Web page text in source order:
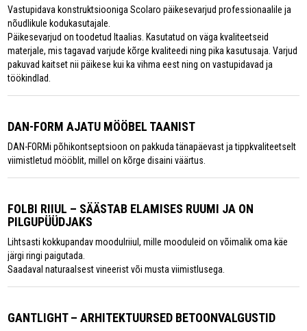
Vastupidava konstruktsiooniga Scolaro päikesevarjud professionaalile ja
nõudlikule kodukasutajale.
Päikesevarjud on toodetud Itaalias. Kasutatud on väga kvaliteetseid
materjale, mis tagavad varjude kõrge kvaliteedi ning pika kasutusaja. Varjud
pakuvad kaitset nii päikese kui ka vihma eest ning on vastupidavad ja
töökindlad.
DAN-FORM AJATU MÖÖBEL TAANIST
DAN-FORMi põhikontseptsioon on pakkuda tänapäevast ja tippkvaliteetselt
viimistletud mööblit, millel on kõrge disaini väärtus.
FOLBI RIIUL – SÄÄSTAB ELAMISES RUUMI JA ON
PILGUPÜÜDJAKS
Lihtsasti kokkupandav moodulriiul, mille mooduleid on võimalik oma käe
järgi ringi paigutada.
Saadaval naturaalsest vineerist või musta viimistlusega.
GANTLIGHT – ARHITEKTUURSED BETOONVALGUSTID